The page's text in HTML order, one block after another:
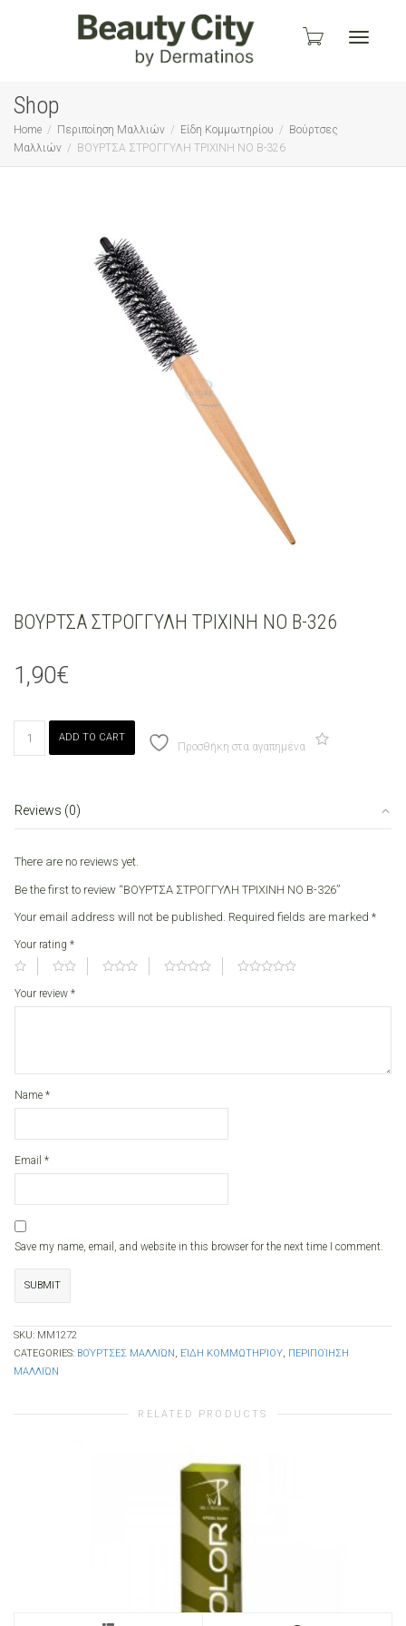
Shop
Home Περιποίηση Μαλλιών Είδη Κομμωτηρίου
Βούρτσες
Μαλλιών
ΒΟΥΡΤΣΑ ΣΤΡΟΓΓΥΛΗ ΤΡΙΧΙΝΗ ΝΟ Β-326
ΒΟΥΡΤΣΑ ΣΤΡΟΓΓΥΛΗ ΤΡΙΧΙΝΗ ΝΟ Β-326
1,90€
ΣΤΡΟΓΓΥΛΗ
quantity
ADD TO CART
Προσθήκη στα αγαπημένα
Reviews (0)
There are no reviews yet.
Be the first to review “ΒΟΥΡΤΣΑ ΣΤΡΟΓΓΥΛΗ ΤΡΙΧΙΝΗ ΝΟ Β-326”
Your email address will not be published. Required fields are marked *
Your rating *
Your review *
Name *
Email *
Save my name, email, and website in this browser for the next time I comment.
SKU: ΜΜ1272
CATEGORIES: ΒΟΎΡΤΣΕΣ ΜΑΛΛΙΏΝ , ΕΊΔΗ ΚΟΜΜΩΤΗΡΊΟΥ, ΠΕΡΙΠΟΊΗΣΗ
ΜΑΛΛΙΏΝ
RELATED PRODUCTS